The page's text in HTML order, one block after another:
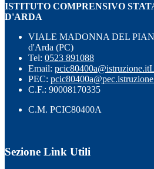
ISTITUTO COMPRENSIVO
D'ARDA
VIALE MADONNA DEL
d'Arda (PC)
Tel: 0523 891088
Email: pcic80400a@istruzione.it
PEC:
C.F.: 90008170335
C.M. PCIC80400A
Sezione Link Utili